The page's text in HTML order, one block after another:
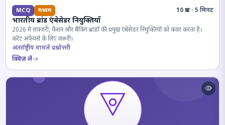
MCQ मध्यम 10 प्रश्न · 5 मिनट
भारतीय ब्रांड एंबेसेडर नियुक्तियाँ
2026 में लक्जरी, फैशन और बैंकिंग ब्रांडों की प्रमुख एंबेसेडर नियुक्तियों को कवर करता है।
करेंट अफेयर्स के लिए जरूरी।
अंतर्राष्ट्रीय मामले प्रश्नोत्तरी
क्विज़ लें